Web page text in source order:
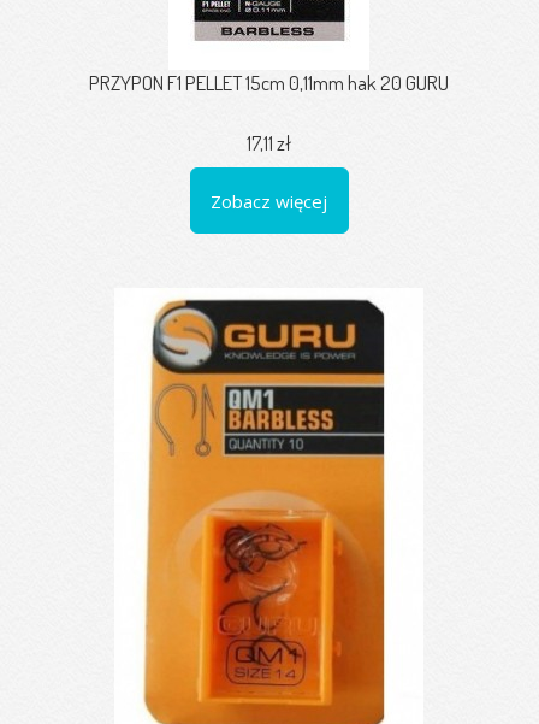
PRZYPON F1 PELLET 15cm 0,11mm hak 20 GURU
17,11 zł
Zobacz więcej